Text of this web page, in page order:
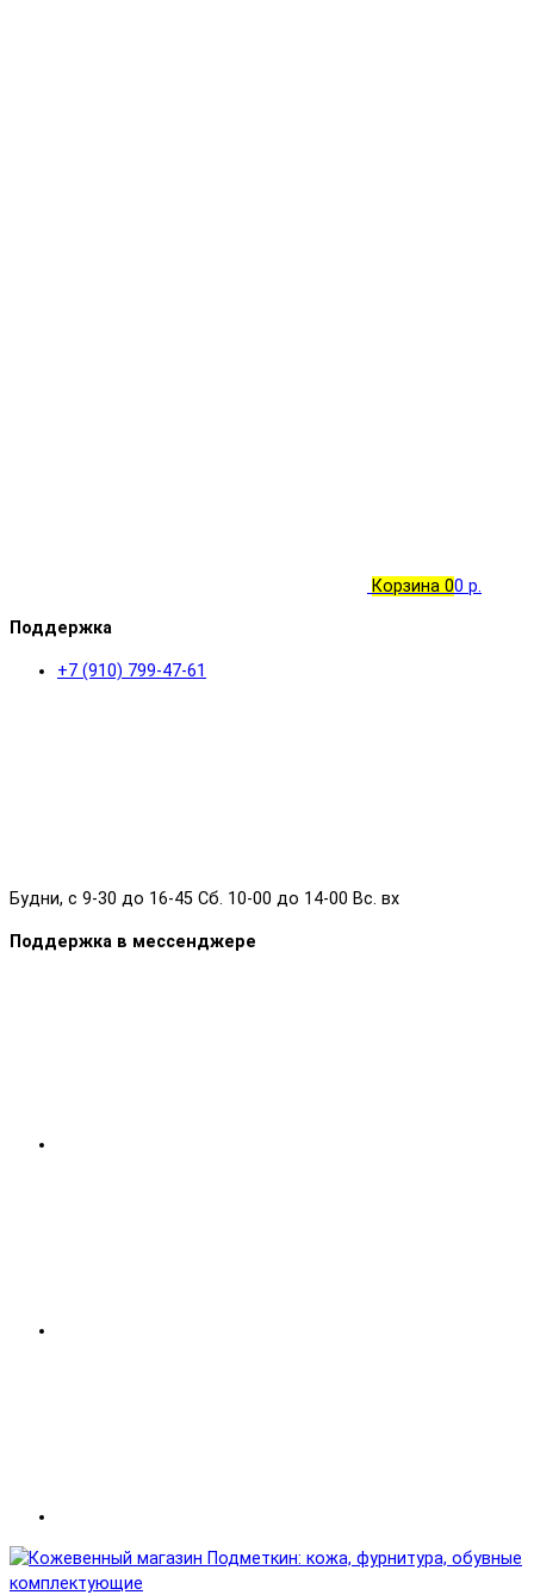
Корзина 00 р.
Поддержка
+7 (910) 799-47-61
Будни, с 9-30 до 16-45 Сб. 10-00 до 14-00 Вс. вх
Поддержка в мессенджере